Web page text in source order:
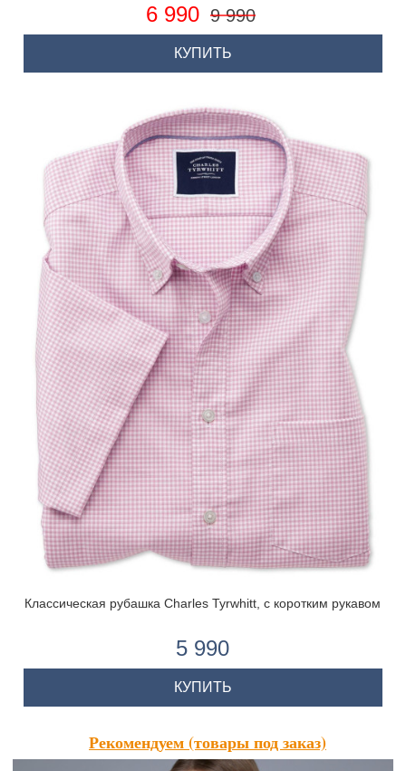
6 990 9 990
КУПИТЬ
Классическая рубашка Charles Tyrwhitt, с коротким рукавом
5 990
КУПИТЬ
Рекомендуем (товары под заказ)